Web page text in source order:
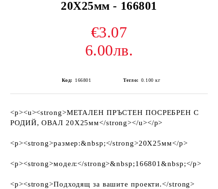
20Х25мм - 166801
€3.07
6.00лв.
Код: 166801 Тегло: 0.100 кг
<p><u><strong>МЕТАЛЕН ПРЪСТЕН ПОСРЕБРЕН С
РОДИЙ, ОВАЛ 20Х25мм</strong></u></p>
<p><strong>размер:&nbsp;</strong>20Х25мм</p>
<p><strong>модел:</strong>&nbsp;166801&nbsp;</p>
<p><strong>Подходящ за вашите проекти.</strong>